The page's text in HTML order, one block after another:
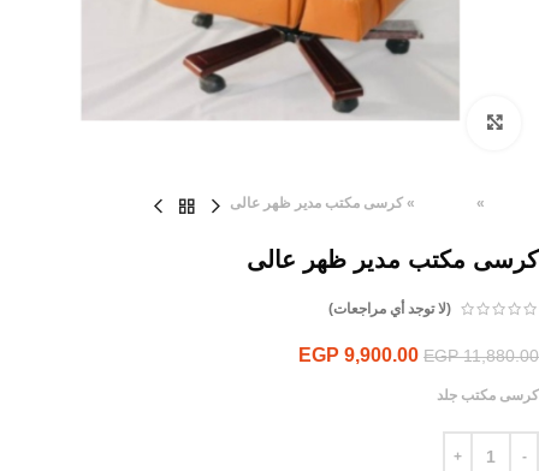
Click to enlarge
»
» كرسى مكتب مدير ظهر عالى
كرسى مكتب مدير ظهر عالى
(لا توجد أي مراجعات)
EGP11,880.00
EGP 9,900.00
كرسى مكتب جلد